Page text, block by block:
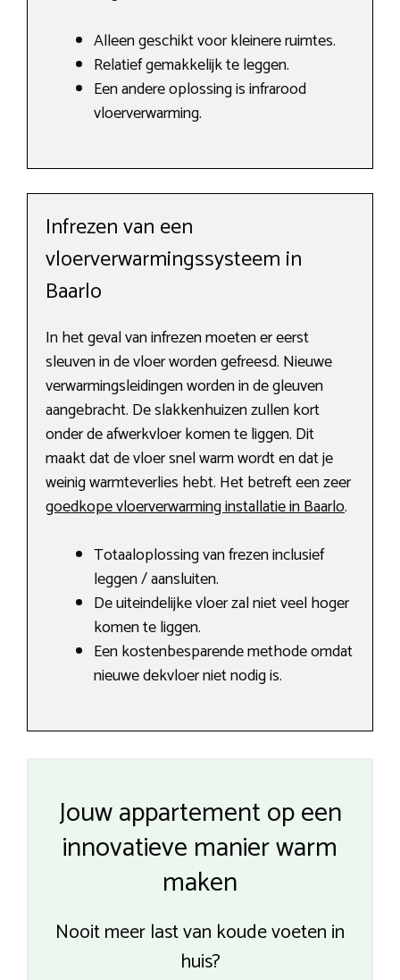
Alleen geschikt voor kleinere ruimtes.
Relatief gemakkelijk te leggen.
Een andere oplossing is infrarood
vloerverwarming.
Infrezen van een
vloerverwarmingssysteem in
Baarlo
In het geval van infrezen moeten er eerst
sleuven in de vloer worden gefreesd. Nieuwe
verwarmingsleidingen worden in de gleuven
aangebracht. De slakkenhuizen zullen kort
onder de afwerkvloer komen te liggen. Dit
maakt dat de vloer snel warm wordt en dat je
weinig warmteverlies hebt. Het betreft een zeer
goedkope vloerverwarming installatie in Baarlo.
Totaaloplossing van frezen inclusief
leggen / aansluiten.
De uiteindelijke vloer zal niet veel hoger
komen te liggen.
Een kostenbesparende methode omdat
nieuwe dekvloer niet nodig is.
Jouw appartement op een
innovatieve manier warm
maken
Nooit meer last van koude voeten in
huis?